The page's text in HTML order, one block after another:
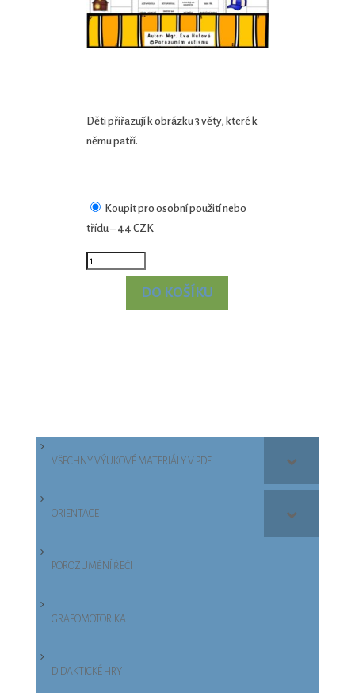
Děti přiřazují k obrázku 3 věty, které k
němu patří.
Koupit pro osobní použití nebo
třídu–44 CZK
DO KOŠÍKU
VŠECHNY VÝUKOVÉ MATERIÁLY V PDF
ORIENTACE
POROZUMĚNÍ ŘEČI
GRAFOMOTORIKA
DIDAKTICKÉ HRY